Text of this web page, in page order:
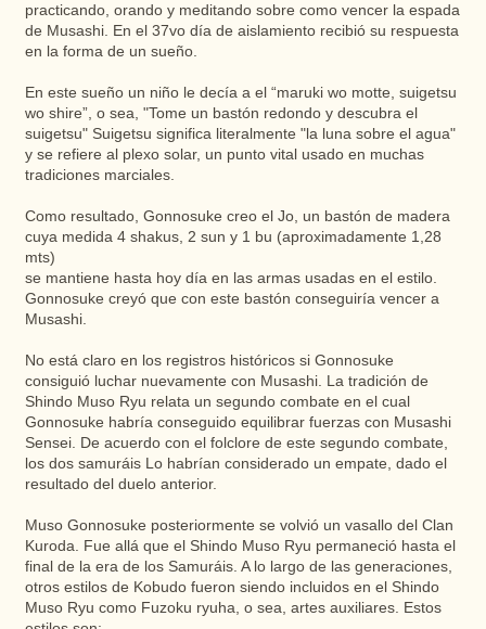
practicando, orando y meditando sobre como vencer la espada
de Musashi. En el 37vo día de aislamiento recibió su respuesta
en la forma de un sueño.
En este sueño un niño le decía a el “maruki wo motte, suigetsu
wo shire”, o sea, "Tome un bastón redondo y descubra el
suigetsu" Suigetsu significa literalmente "la luna sobre el agua"
y se refiere al plexo solar, un punto vital usado en muchas
tradiciones marciales.
Como resultado, Gonnosuke creo el Jo, un bastón de madera
cuya medida 4 shakus, 2 sun y 1 bu (aproximadamente 1,28
mts)
se mantiene hasta hoy día en las armas usadas en el estilo.
Gonnosuke creyó que con este bastón conseguiría vencer a
Musashi.
No está claro en los registros históricos si Gonnosuke
consiguió luchar nuevamente con Musashi. La tradición de
Shindo Muso Ryu relata un segundo combate en el cual
Gonnosuke habría conseguido equilibrar fuerzas con Musashi
Sensei. De acuerdo con el folclore de este segundo combate,
los dos samuráis Lo habrían considerado un empate, dado el
resultado del duelo anterior.
Muso Gonnosuke posteriormente se volvió un vasallo del Clan
Kuroda. Fue allá que el Shindo Muso Ryu permaneció hasta el
final de la era de los Samuráis. A lo largo de las generaciones,
otros estilos de Kobudo fueron siendo incluidos en el Shindo
Muso Ryu como Fuzoku ryuha, o sea, artes auxiliares. Estos